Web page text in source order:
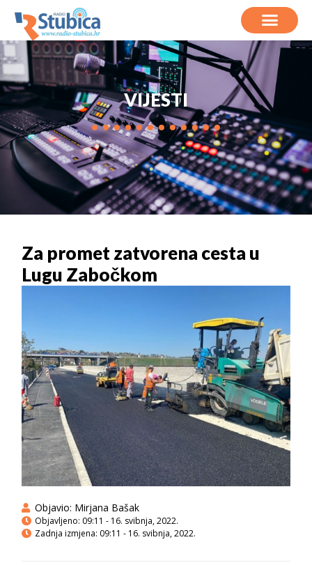
VIJESTI
Za promet zatvorena cesta u
Lugu Zabočkom
Objavio: Mirjana Bašak
Objavljeno: 09:11 - 16. svibnja, 2022.
Zadnja izmjena: 09:11 - 16. svibnja, 2022.